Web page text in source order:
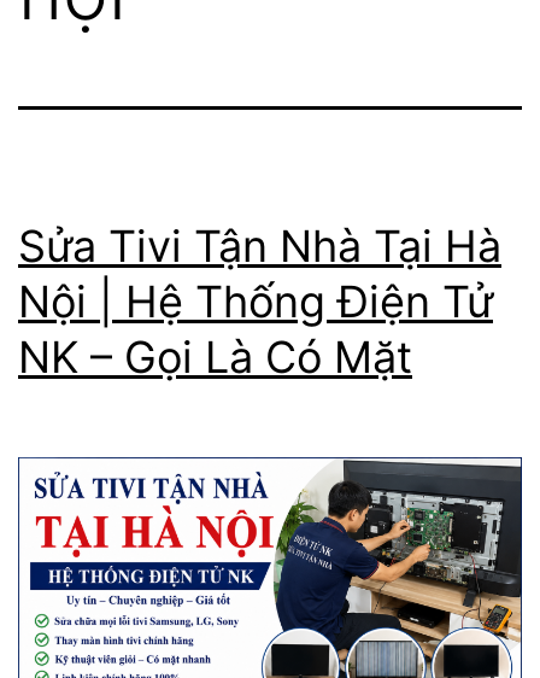
Sửa Tivi Tận Nhà Tại Hà
Nội | Hệ Thống Điện Tử
NK – Gọi Là Có Mặt